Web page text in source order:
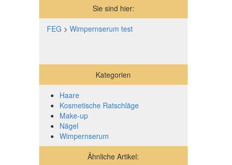
Sie sind hier:
FEG > Wimpernserum test
Kategorien
Haare
Kosmetische Ratschläge
Make-up
Nägel
Wimpernserum
Ähnliche Artikel: